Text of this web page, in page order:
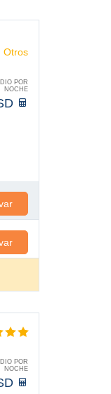
Otros
POR
NOCHE
POR
NOCHE